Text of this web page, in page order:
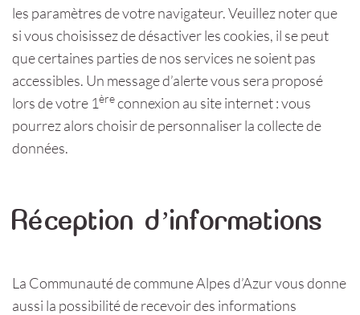
les paramètres de votre navigateur. Veuillez noter que
si vous choisissez de désactiver les cookies, il se peut
que certaines parties de nos services ne soient pas
accessibles. Un message d’alerte vous sera proposé
lors de votre 1èreconnexion au site internet : vous
pourrez alors choisir de personnaliser la collecte de
données.
Réception d’informations
La Communauté de commune Alpes d’Azur vous donne
aussi la possibilité de recevoir des informations